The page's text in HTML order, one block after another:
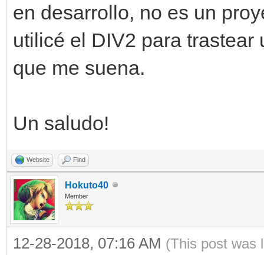
en desarrollo, no es un
utilicé el DIV2 para
que me suena.
Un saludo!
Website Find
Hokuto40
Member
12-28-2018, 07:16 AM (This post was